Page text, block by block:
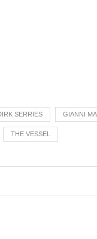
SERRIES GIANNI
THE VESSEL